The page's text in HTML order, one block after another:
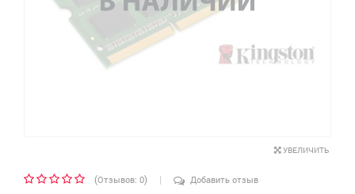
УВЕЛИЧИТЬ
(Отзывов: 0) | Добавить отзыв